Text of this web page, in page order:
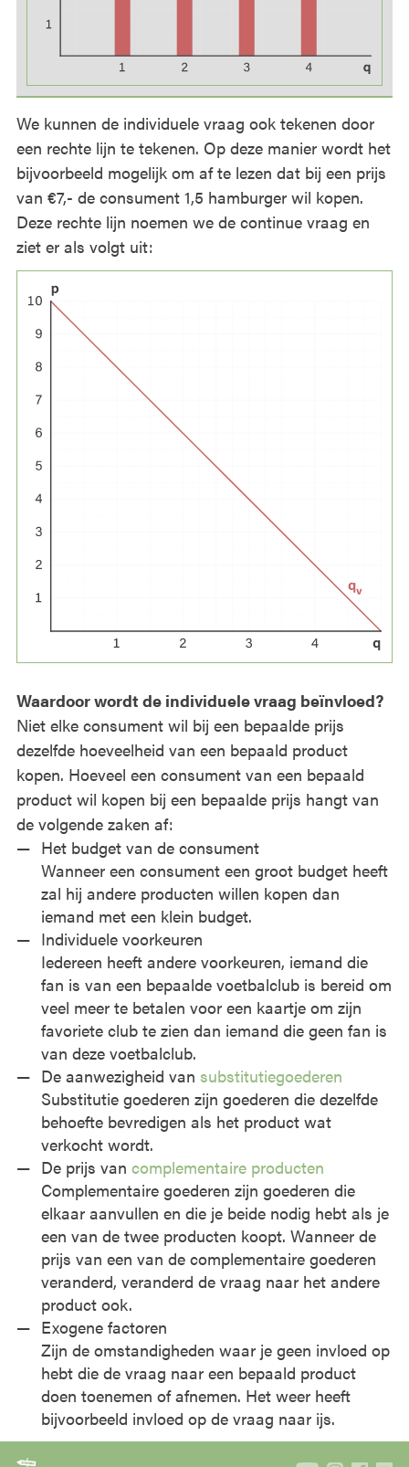
We kunnen de individuele vraag ook tekenen door
een rechte lijn te tekenen. Op deze manier wordt het
bijvoorbeeld mogelijk om af te lezen dat bij een prijs
van €7,- de consument 1,5 hamburger wil kopen.
Deze rechte lijn noemen we de continue vraag en
ziet er als volgt uit:
Waardoor wordt de individuele vraag beïnvloed?
Niet elke consument wil bij een bepaalde prijs
dezelfde hoeveelheid van een bepaald product
kopen. Hoeveel een consument van een bepaald
product wil kopen bij een bepaalde prijs hangt van
de volgende zaken af:
Het budget van de consument
Wanneer een consument een groot budget heeft
zal hij andere producten willen kopen dan
iemand met een klein budget.
Individuele voorkeuren
Iedereen heeft andere voorkeuren, iemand die
fan is van een bepaalde voetbalclub is bereid om
veel meer te betalen voor een kaartje om zijn
favoriete club te zien dan iemand die geen fan is
van deze voetbalclub.
De aanwezigheid van substitutiegoederen
Substitutie goederen zijn goederen die dezelfde
behoefte bevredigen als het product wat
verkocht wordt.
De prijs van complementaire producten
Complementaire goederen zijn goederen die
elkaar aanvullen en die je beide nodig hebt als je
een van de twee producten koopt. Wanneer de
prijs van een van de complementaire goederen
veranderd, veranderd de vraag naar het andere
product ook.
Exogene factoren
Zijn de omstandigheden waar je geen invloed op
hebt die de vraag naar een bepaald product
doen toenemen of afnemen. Het weer heeft
bijvoorbeeld invloed op de vraag naar ijs.